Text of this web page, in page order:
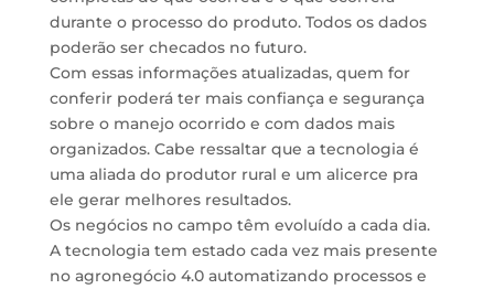
durante o processo do produto. Todos os dados
poderão ser checados no futuro.
Com essas informações atualizadas, quem for
conferir poderá ter mais confiança e segurança
sobre o manejo ocorrido e com dados mais
organizados. Cabe ressaltar que a tecnologia é
uma aliada do produtor rural e um alicerce pra
ele gerar melhores resultados.
Os negócios no campo têm evoluído a cada dia.
A tecnologia tem estado cada vez mais presente
no agronegócio 4.0 automatizando processos e